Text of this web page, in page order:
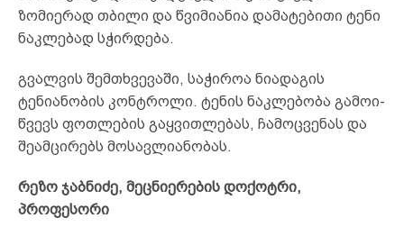
ზომიერად თბილი და წვი­მია­­ნია დამატებითი ტენი
ნაკლებად სჭირდება.
გვალვის შემთხვევაში, საჭიროა ნიადაგის
ტენიანობის კონ­ტ­როლი. ტენის ნაკლებობა გა­მო­ი­­­
წვევს ფოთლების გაყ­ვით­ლებას, ჩამოცვენას და
შეამ­ცი­რებს მოსავლიანობას.
რეზო ჯაბნიძე, მეცნიერების დოქოტრი,
პროფესორი